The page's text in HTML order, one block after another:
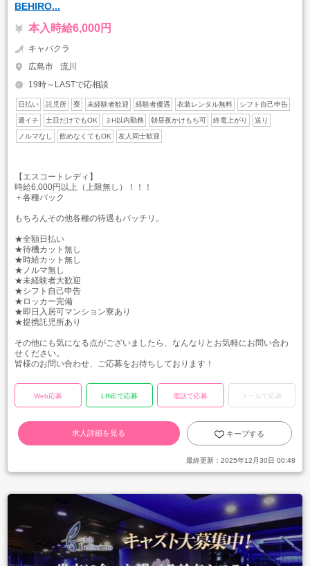
BEHIRO...
本入時給6,000円
キャバクラ
広島市
流川
19時～LASTで応相談
日払い 託児所 寮 未経験者歓迎 経験者優遇 衣装レンタル無料 シフト自己申告
週イチ 土日だけでもOK ３H以内勤務 朝昼夜かけもち可 終電上がり 送り
ノルマなし 飲めなくてもOK 友人同士歓迎
【エスコートレディ】
時給6,000円以上（上限無し）！！！
＋各種バック
もちろんその他各種の待遇もバッチリ。
★全額日払い
★待機カット無し
★時給カット無し
★ノルマ無し
★未経験者大歓迎
★シフト自己申告
★ロッカー完備
★即日入居可マンション寮あり
★提携託児所あり
その他にも気になる点がございましたら、なんなりとお気軽にお問い合わ
せください。
皆様のお問い合わせ、ご応募をお待ちしております！
Web応募 LINEで応募 電話で応募 メールで応募
求人詳細を見る キープする
最終更新： 2025年12月30日 00:48